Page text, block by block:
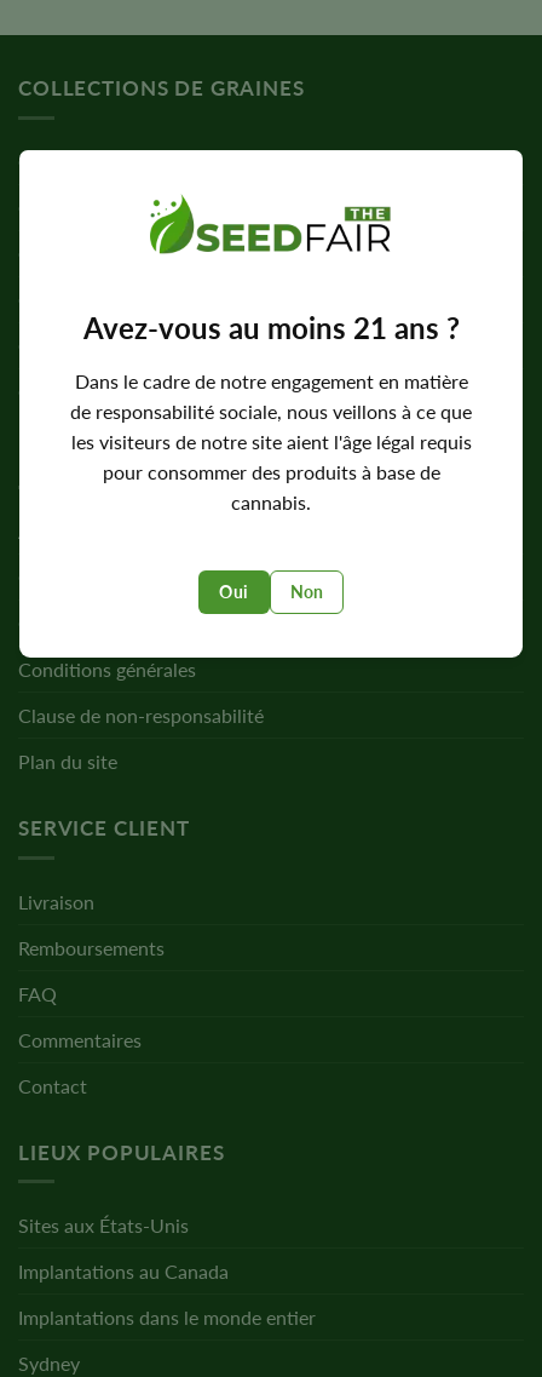
Avez-vous au moins 21 ans ?
Dans le cadre de notre engagement en matière
de responsabilité sociale, nous veillons à ce que
les visiteurs de notre site aient l'âge légal requis
pour consommer des produits à base de
cannabis.
Oui Non
COLLECTIONS DE GRAINES
Graines féminisées
Graines à floraison automatique
Graines standard
Graines à forte teneur en THC
Graines faciles à cultiver
ENTREPRISE
À propos
Conditions générales
Clause de non-responsabilité
Plan du site
SERVICE CLIENT
Livraison
Remboursements
FAQ
Commentaires
Contact
LIEUX POPULAIRES
Sites aux États-Unis
Implantations au Canada
Implantations dans le monde entier
Sydney